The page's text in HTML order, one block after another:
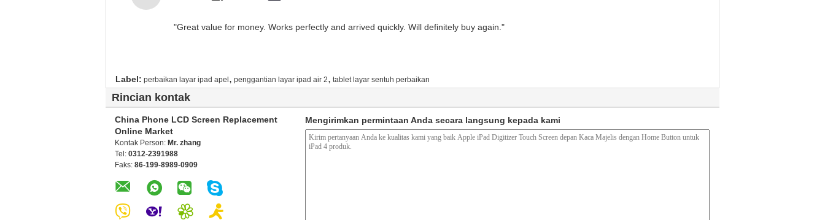
"Great value for money. Works perfectly and arrived quickly. Will definitely buy again."
Label: perbaikan layar ipad apel , penggantian layar ipad air 2, tablet layar sentuh perbaikan
Rincian kontak
China Phone LCD Screen Replacement
Online Market
Kontak Person: Mr. zhang
Tel: 0312-2391988
Faks: 86-199-8989-0909
Mengirimkan permintaan Anda secara langsung kepada kami